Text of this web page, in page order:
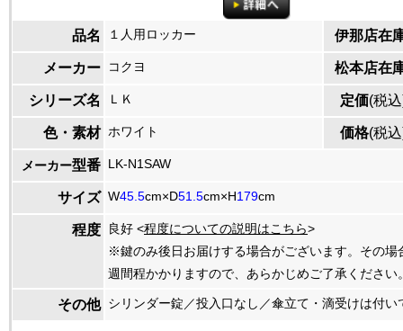
品名 １人用ロッカー 伊那店在
メーカー コクヨ 松本店在
シリーズ名 ＬＫ 定価(税
色・素材 ホワイト 価格(税
メーカー型番 LK-N1SAW
サイズ W45.5cm×D51.5cm×H179cm
程度 良好 <程度についての説明はこちら>
※鍵のみ後日お届けする場合がございます。その場
週間程かかりますので、あらかじめご了承ください
その他 シリンダー錠／投入口なし／傘立て・滴受けは付い